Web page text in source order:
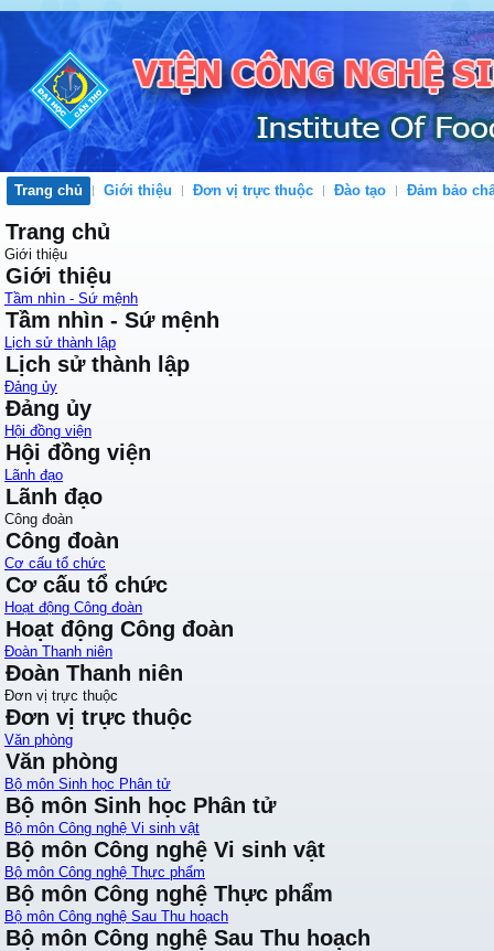
Trang chủ Giới thiệu Đơn vị trực thuộc Đào tạo Đảm bảo
Trang chủ
Giới thiệu
Giới thiệu
Tầm nhìn - Sứ mệnh
Tầm nhìn - Sứ mệnh
Lịch sử thành lập
Lịch sử thành lập
Đảng ủy
Đảng ủy
Hội đồng viện
Hội đồng viện
Lãnh đạo
Lãnh đạo
Công đoàn
Công đoàn
Cơ cấu tổ chức
Cơ cấu tổ chức
Hoạt động Công đoàn
Hoạt động Công đoàn
Đoàn Thanh niên
Đoàn Thanh niên
Đơn vị trực thuộc
Đơn vị trực thuộc
Văn phòng
Văn phòng
Bộ môn Sinh học Phân tử
Bộ môn Sinh học Phân tử
Bộ môn Công nghệ Vi sinh vật
Bộ môn Công nghệ Vi sinh vật
Bộ môn Công nghệ Thực phẩm
Bộ môn Công nghệ Thực phẩm
Bộ môn Công nghệ Sau Thu hoạch
Bộ môn Công nghệ Sau Thu hoạch